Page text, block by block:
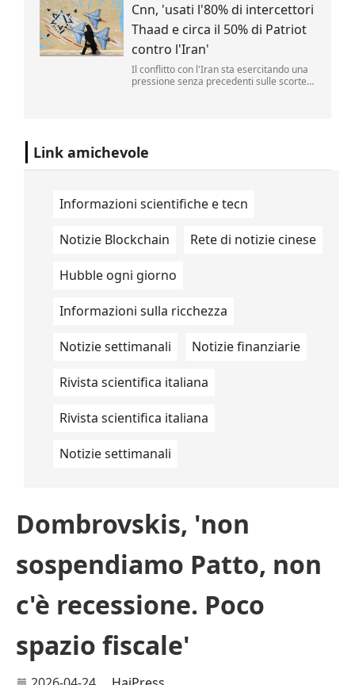
esplosioni sono state udite in città". Lo ha
reso noto l'amministrazione militare della
capitale ucraina (Kmva), citato
dall'Ukrainska Pravda.
Cnn, 'usati l'80% di intercettori
Thaad e circa il 50% di Patriot
contro l'Iran'
Il conflitto con l'Iran sta esercitando una
pressione senza precedenti sulle scorte
Link amichevole
Informazioni scientifiche e tecn
Notizie Blockchain Rete di notizie cinese
Hubble ogni giorno
Informazioni sulla ricchezza
Notizie settimanali Notizie finanziarie
Rivista scientifica italiana
Rivista scientifica italiana
Notizie settimanali
Dombrovskis, 'non
sospendiamo Patto, non
c'è recessione. Poco
spazio fiscale'